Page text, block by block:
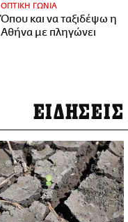
ΟΠΤΙΚΗ ΓΩΝΙΑ
Όπου και να ταξιδέψω η
Αθήνα με πληγώνει
ΕΙΔΗΣΕΙΣ